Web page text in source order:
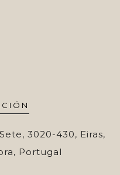
3020-430, Eiras,
Portugal